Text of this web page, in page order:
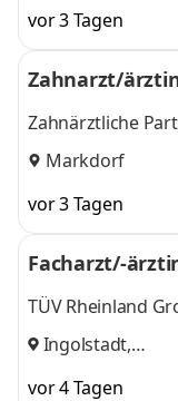
vor 3 Tagen
Zahnarzt/
Zahnärztliche
Markdorf
vor 3 Tagen
Facharzt/-
TÜV Rheinland
Ingolstadt,
vor 4 Tagen